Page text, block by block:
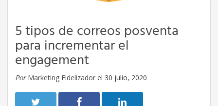
5 tipos de correos posventa
para incrementar el
engagement
Por Marketing Fidelizador el 30 julio, 2020